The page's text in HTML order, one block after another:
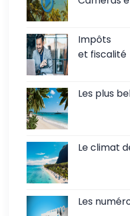
Impôts
et fiscalité
Les plus
Le climat
Les